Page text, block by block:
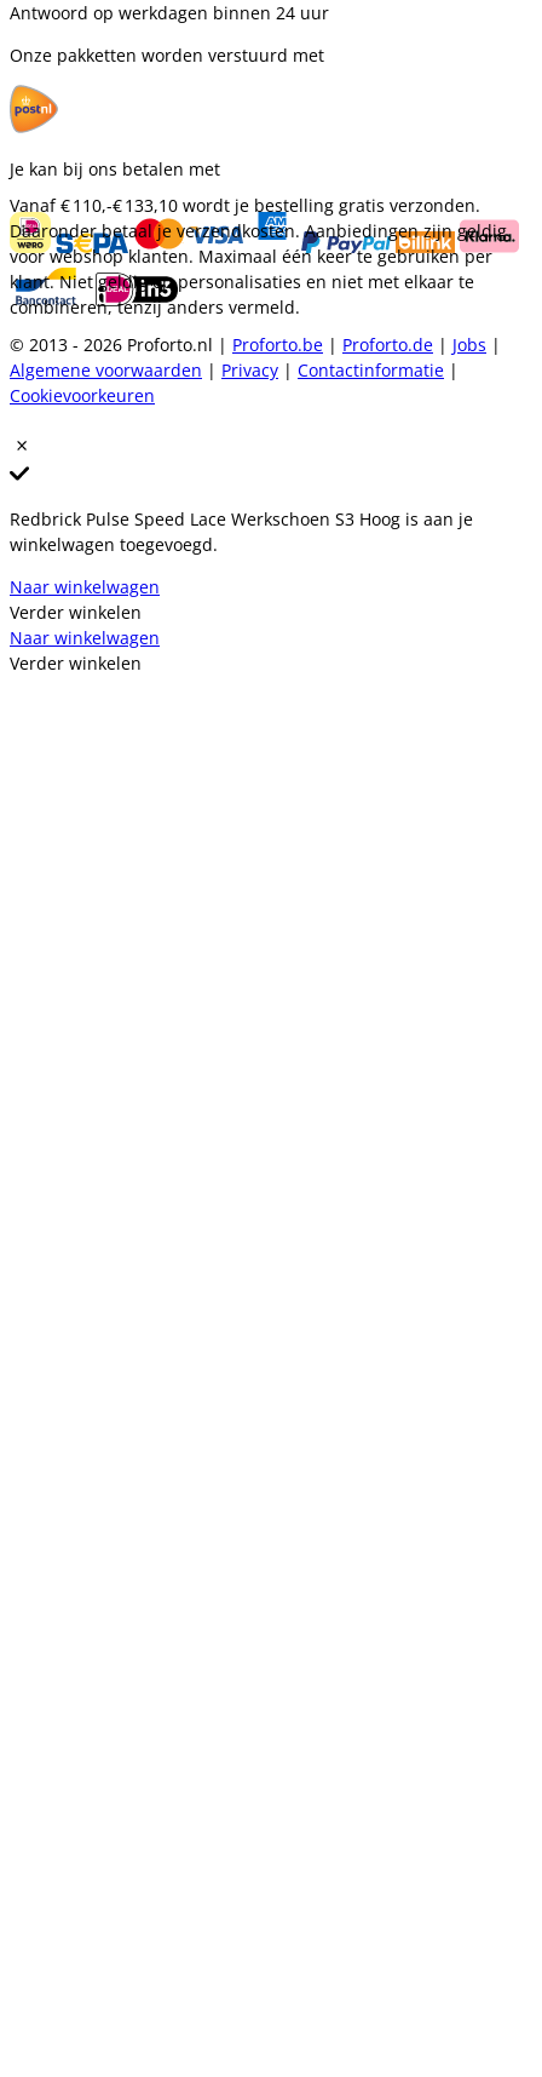
Antwoord op werkdagen binnen 24 uur
Onze pakketten worden verstuurd met
Je kan bij ons betalen met
Vanaf€ 110,-€ 133,10 wordt je bestelling gratis verzonden.
Daaronder betaal je verzendkosten. Aanbiedingen zijn geldig
voor webshop klanten. Maximaal één keer te gebruiken per
klant. Niet geldig op personalisaties en niet met elkaar te
combineren, tenzij anders vermeld.
© 2013 - 2026 Proforto.nl | Proforto.be | Proforto.de | Jobs |
Algemene voorwaarden | Privacy | Contactinformatie |
Cookievoorkeuren
Redbrick Pulse Speed Lace Werkschoen S3 Hoog is aan je
winkelwagen toegevoegd.
Naar winkelwagen
Verder winkelen
Naar winkelwagen
Verder winkelen